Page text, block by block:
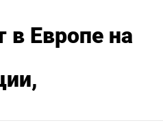
в Европе на